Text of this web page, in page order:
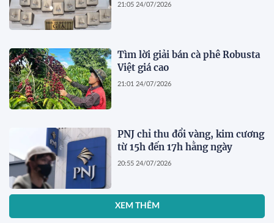
21:05 24/07/2026
Tìm lời giải bán cà phê Robusta
Việt giá cao
21:01 24/07/2026
PNJ chỉ thu đổi vàng, kim cương
từ 15h đến 17h hằng ngày
20:55 24/07/2026
XEM THÊM